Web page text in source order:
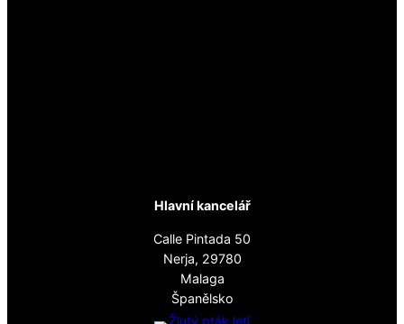
Hlavní kancelář
Calle Pintada 50
Nerja, 29780
Malaga
Španělsko